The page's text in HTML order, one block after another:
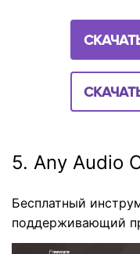
5. Any Audio
Бесплатный
поддерживающий